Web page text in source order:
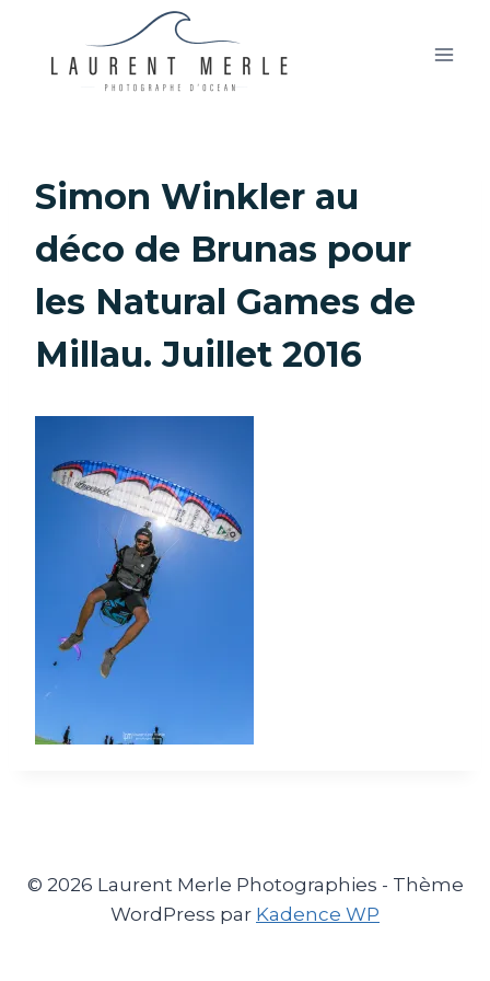
contenu
Simon Winkler au
déco de Brunas pour
les Natural Games de
Millau. Juillet 2016
© 2026 Laurent Merle Photographies - Thème
WordPress par Kadence WP